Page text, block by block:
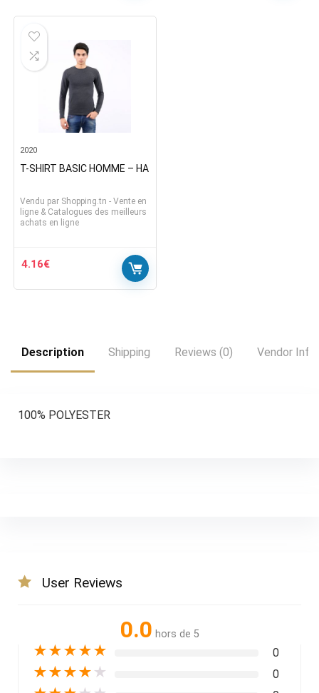
2020
T-SHIRT BASIC HOMME – HA
Vendu par Shopping.tn - Vente en
ligne & Catalogues des meilleurs
achats en ligne
4.16€
Description Shipping Reviews (0) Vendor Info
100% POLYESTER
User Reviews
0.0 hors de 5
★★★★★ 0
★★★★ ★ 0